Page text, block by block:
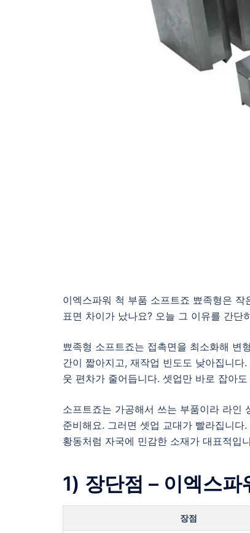
이엑스파워 척 부품 소프트죠 뾰족형은
표면 차이가 났나요? 오늘 그 이유를 간단
뾰족형 소프트죠는 접촉면을 최소화해 변
간이 짧아지고, 재작업 빈도도 낮아집니
웃 편차가 줄어듭니다. 셋업만 바로 잡아
소프트죠는 가공해서 쓰는 부품이라 라인
준비해요. 그러면 셋업 교대가 빨라집니
황동처럼 자국에 민감한 소재가 대표적입
1) 장단점 – 이엑스
장점